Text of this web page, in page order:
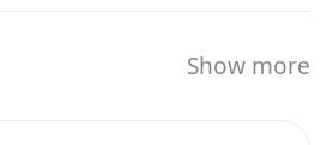
務商。
Show more